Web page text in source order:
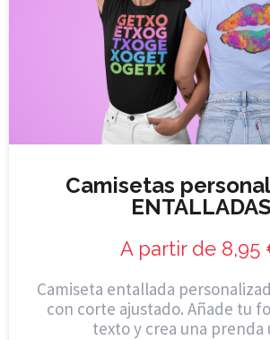
Camisetas
ENTALLADAS
A partir de 8,95
Camiseta entallada
con corte ajustado. Añade tu
texto y crea una prenda